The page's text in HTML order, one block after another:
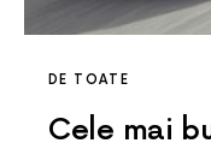
DE TOATE
Cele mai